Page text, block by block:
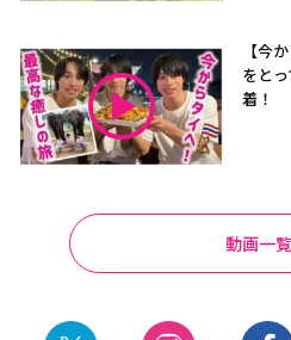
【今
をと
着！
動画一